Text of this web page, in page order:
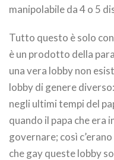
manipolabile da 4 o 5
Tutto questo è solo
è un prodotto della
una vera lobby non
lobby di genere
negli ultimi tempi del
quando il papa che era
governare; così
che gay queste lobby